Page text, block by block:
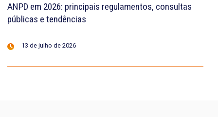
ANPD em 2026: principais regulamentos, consultas
públicas e tendências
13 de julho de 2026